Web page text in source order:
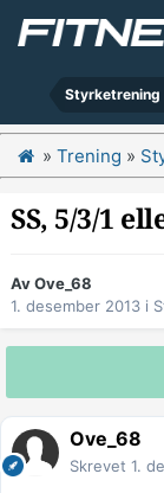
Styrketrening
» Trening »
SS, 5/3/1
AvOve_68
1. desember 2013 i
Ove_68
Skrevet 1.